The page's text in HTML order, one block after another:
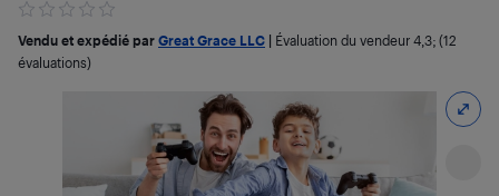
Vendu et expédié par Great Grace LLC Évaluation du vendeur 4,3; (12
évaluations)